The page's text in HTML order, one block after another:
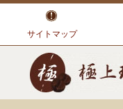
サイトマップ